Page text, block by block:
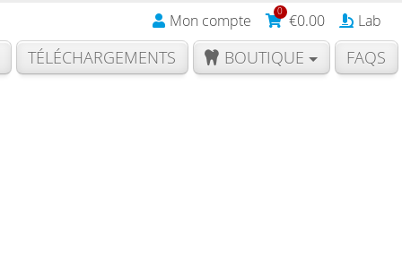
Mon compte 0 €0.00 Lab
TÉLÉCHARGEMENTS BOUTIQUE FAQS